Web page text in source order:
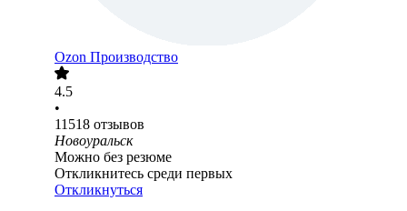
Ozon Производство
4.5
•
11518 отзывов
Новоуральск
Можно без резюме
Откликнитесь среди первых
Откликнуться